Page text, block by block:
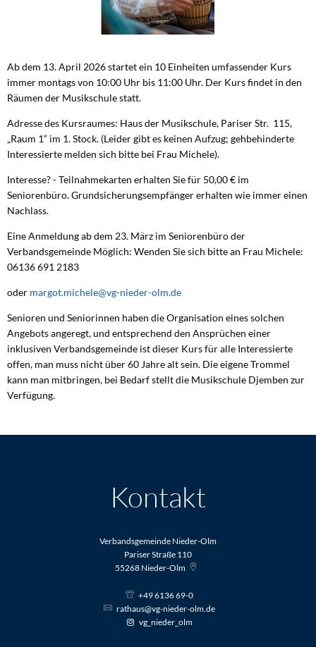
Ab dem 13. April 2026 startet ein 10 Einheiten umfassender Kurs
immer montags von 10:00 Uhr bis 11:00 Uhr. Der Kurs findet in den
Räumen der Musikschule statt.
Adresse des Kursraumes: Haus der Musikschule, Pariser Str. 115,
„Raum 1“ im 1. Stock. (Leider gibt es keinen Aufzug; gehbehinderte
Interessierte melden sich bitte bei Frau Michele).
Interesse? - Teilnahmekarten erhalten Sie für 50,00 € im
Seniorenbüro. Grundsicherungsempfänger erhalten wie immer einen
Nachlass.
Eine Anmeldung ab dem 23. März im Seniorenbüro der
Verbandsgemeinde Möglich: Wenden Sie sich bitte an Frau Michele:
06136 691 2183
oder margot.michele@vg-nieder-olm.de
Senioren und Seniorinnen haben die Organisation eines solchen
Angebots angeregt, und entsprechend den Ansprüchen einer
inklusiven Verbandsgemeinde ist dieser Kurs für alle Interessierte
offen, man muss nicht über 60 Jahre alt sein. Die eigene Trommel
kann man mitbringen, bei Bedarf stellt die Musikschule Djemben zur
Verfügung.
Kontakt
Verbandsgemeinde Nieder-Olm
Pariser Straße 110
55268 Nieder-Olm
+49 6136 69-0
rathaus@vg-nieder-olm.de
vg_nieder_olm